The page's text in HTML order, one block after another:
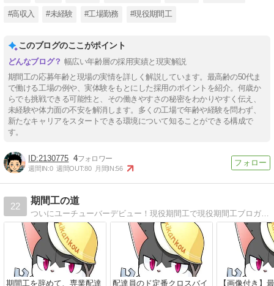
#高収入 #未経験 #工場勤務 #現役期間工
このブログのここがポイント
幅広い年齢層の採用実績と現実解説
期間工の応募年齢と現場の実情を詳しく解説しています。最高齢の50代ま
で働ける工場の例や、実体験をもとにした採用のポイントを紹介。何歳か
らでも挑戦できる可能性と、その働きやすさの秘密をわかりやすく伝え、
未経験や体力面の不安を解消します。多くの工場で年齢や経験を問わず、
新たなキャリアをスタートできる環境について知ることができる構成で
す。
2130775 4
週間IN:0 週間OUT:80 月間IN:56
22
期間工の道
ついにユーチューバーデビュー！現役期間工で現役期間工ブロガーで現役期間工ユーチューバーです。どうぞよろしく。期間工4コマ漫画も連載中！
期間工を辞めて、専業配達
配達員のド定番クロスバイ
【画像付き】